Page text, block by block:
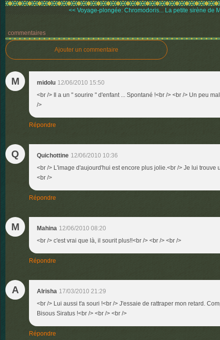
<< Voyage-plongée: Chromodoris... La petite sirène de
commentaires
Ajouter un commentaire
M midolu 12/06/2010 15:50
<br /> Il a un " sourire " d'enfant ... Spontané !<br /> <br /> Un peu
/>
Répondre
Q Quichottine 12/06/2010 10:36
<br /> L'image d'aujourd'hui est encore plus jolie.<br /> Je lui trouve
<br />
Répondre
M Mahina 12/06/2010 08:20
<br /> c'est vrai que là, il sourit plus!!<br /> <br /> <br />
Répondre
A Alrisha 17/03/2010 21:29
<br /> Lui aussi t'a souri !<br /> J'essaie de rattraper mon retard.
Bisous Siratus !<br /> <br /> <br />
Répondre